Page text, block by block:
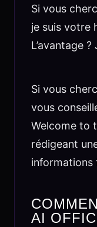
Si vous
je suis votre
L’avantage
Si vous
vous
Welcome to
rédigeant
informations
AI